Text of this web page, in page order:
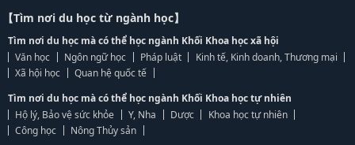
【Tìm nơi du học từ ngành học】
Tìm nơi du học mà có thể học ngành Khối Khoa học xã hội
Văn học
Ngôn ngữ học Pháp luật
Kinh tế, Kinh doanh, Thương mại
Xã hội học
Quan hệ quốc tế
Tìm nơi du học mà có thể học ngành Khối Khoa học tự nhiên
Hộ lý, Bảo vệ sức khỏe
Y, Nha Dược
Khoa học tự nhiên
Công học
Nông Thủy sản